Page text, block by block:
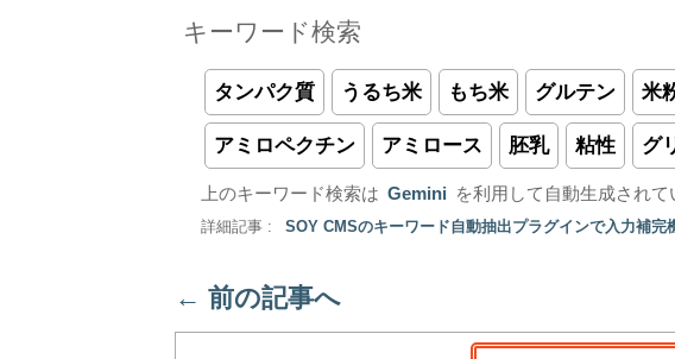
キーワード検索
タンパク質 うるち米 もち米 グルテン 米
アミロペクチン アミロース 胚乳 粘性 グ
上のキーワード検索は Gemini を利用して自動生成されて
詳細記事 : SOY CMSのキーワード自動抽出プラグインで入力補完
← 前の記事へ